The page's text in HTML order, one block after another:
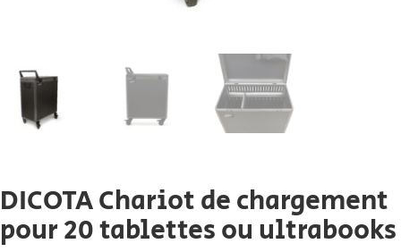
DICOTA Chariot de chargement
pour 20 tablettes ou ultrabooks